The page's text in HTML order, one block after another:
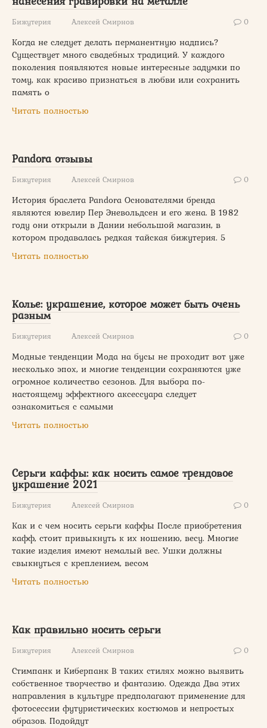
Бижутерия Алексей Смирнов 0
Когда не следует делать перманентную надпись?
Существует много свадебных традиций. У каждого
поколения появляются новые интересные задумки по
тому, как красиво признаться в любви или сохранить
память о
Читать полностью
Pandora отзывы
Бижутерия Алексей Смирнов 0
История браслета Pandora Основателями бренда
являются ювелир Пер Эневольдсен и его жена. В 1982
году они открыли в Дании небольшой магазин, в
котором продавалась редкая тайская бижутерия. 5
Читать полностью
Колье: украшение, которое может быть очень
разным
Бижутерия Алексей Смирнов 0
Модные тенденции Мода на бусы не проходит вот уже
несколько эпох, и многие тенденции сохраняются уже
огромное количество сезонов. Для выбора по-
настоящему эффектного аксессуара следует
ознакомиться с самыми
Читать полностью
Серьги каффы: как носить самое трендовое
украшение 2021
Бижутерия Алексей Смирнов 0
Как и с чем носить серьги каффы После приобретения
кафф, стоит привыкнуть к их ношению, весу. Многие
такие изделия имеют немалый вес. Ушки должны
свыкнуться с креплением, весом
Читать полностью
Как правильно носить серьги
Бижутерия Алексей Смирнов 0
Стимпанк и Киберпанк В таких стилях можно выявить
собственное творчество и фантазию. Одежда Два этих
направления в культуре предполагают применение для
фотосессии футуристических костюмов и непростых
образов. Подойдут